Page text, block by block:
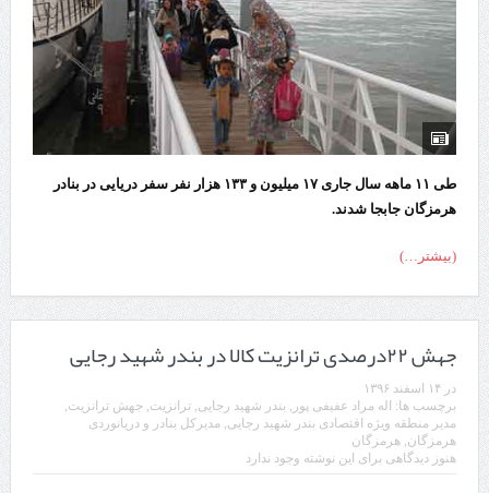
طی ۱۱ ماهه سال جاری ۱۷ میلیون و ۱۳۳ هزار نفر سفر دریایی در بنادر
هرمزگان جابجا شدند.
(بیشتر…)
جهش ۲۲درصدی ترانزیت کالا در بندر شهید رجایی
در ۱۴ اسفند ۱۳۹۶
برچسب ها: اله مراد عفیفی پور , بندر شهید رجایی, ترانزیت, جهش ترانزیت,
مدیر منطقه ویژه اقتصادی بندر شهید رجایی, مدیرکل بنادر و دریانوردی
هرمزگان, هرمزگان
هنوز دیدگاهی برای این نوشته وجود ندارد